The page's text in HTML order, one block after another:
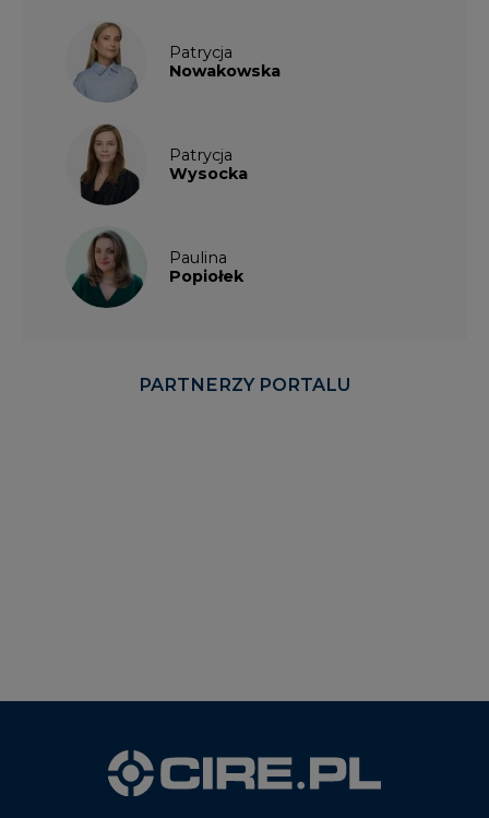
Patrycja
Nowakowska
Patrycja
Wysocka
Paulina
Popiołek
PARTNERZY PORTALU